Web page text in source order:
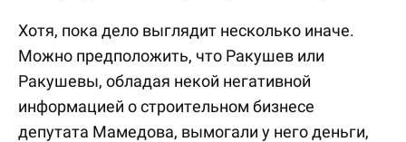
Хотя, пока дело выглядит несколько иначе.
Можно предположить, что Ракушев или
Ракушевы, обладая некой негативной
информацией о строительном бизнесе
депутата Мамедова, вымогали у него деньги,